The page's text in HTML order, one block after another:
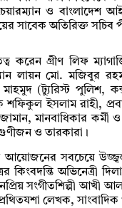
ও বাংলাদেশ
সাবেক অতিরিক্ত
করেন গ্রীণ লিফ
লায়ন মো. মজিবুর
(ট্যুরিস্ট পুলিশ,
শফিকুল ইসলাম রাহী,
জামান, মানবাধিকার
ও তারকারা।
আয়োজনের সবচেয়ে
কিংবদন্তি অভিনেত্রী
সংগীতশিল্পী আখী
লেখক, সাংবাদিক